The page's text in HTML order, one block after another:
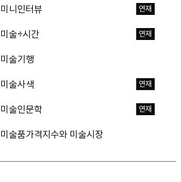
미니인터뷰 연재
미술÷시간 연재
미술기행
미술사색 연재
미술인문학 연재
미술품가격지수와 미술시장